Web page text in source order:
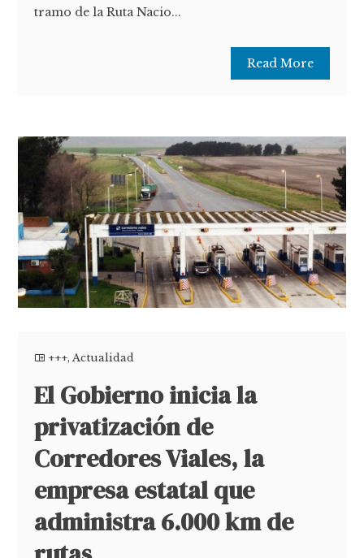
tramo de la Ruta Nacio...
Read More
+++,Actualidad
El Gobierno inicia la
privatización de
Corredores Viales, la
empresa estatal que
administra 6.000 km de